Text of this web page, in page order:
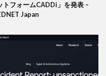
トフォームCADDi」を発表 –
Japan